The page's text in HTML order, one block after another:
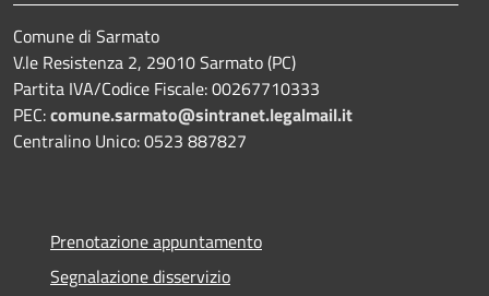
Comune di Sarmato
V.le Resistenza 2, 29010 Sarmato (PC)
Partita IVA/Codice Fiscale: 00267710333
PEC:comune.sarmato@sintranet.legalmail.it
Centralino Unico: 0523 887827
Prenotazione appuntamento
Segnalazione disservizio